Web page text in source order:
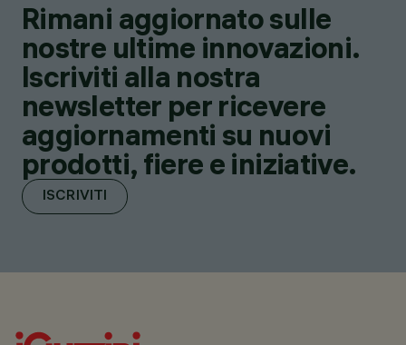
Rimani aggiornato sulle
nostre ultime innovazioni.
Iscriviti alla nostra
newsletter per ricevere
aggiornamenti su nuovi
prodotti, fiere e iniziative.
ISCRIVITI